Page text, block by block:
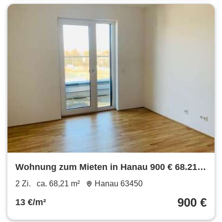
Wohnung zum Mieten in Hanau 900 € 68.21
m²
2 Zi. ca. 68,21 m² Hanau 63450
13 €/m² 900 €